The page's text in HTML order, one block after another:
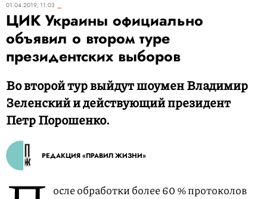
01.04.2019, 11:03
ЦИК Украины официально
объявил о втором туре
президентских выборов
Во второй тур выйдут шоумен Владимир
Зеленский и действующий президент
Петр Порошенко.
РЕДАКЦИЯ «ПРАВИЛ ЖИЗНИ»
осле обработки более 60 % протоколов